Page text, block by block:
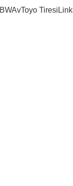
BWAvToyo TiresiLink